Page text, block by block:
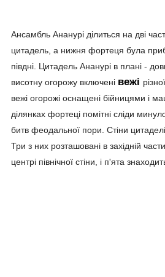
Ансамбль Ананурі ділиться на дві
цитадель, а нижня фортеця була
півдні. Цитадель Ананурі в плані -
висотну огорожу включені вежі
вежі огорожі оснащені бійницями і
ділянках фортеці помітні сліди
битв феодальної пори. Стіни
Три з них розташовані в західній
центрі північної стіни, і п'ята